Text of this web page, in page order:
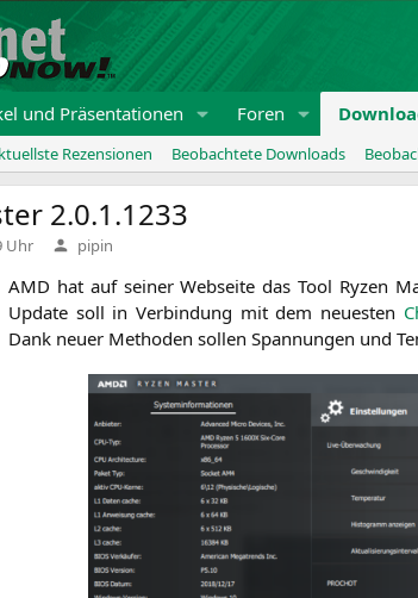
und Präsentationen Foren
Rezensionen Beobachtete Downloads
2.0.1.1233
Uhr Verfasst
von
pipin
AMD hat auf sei­ner Web­sei­te das Tool Ryzen
Update soll in Ver­bin­dung mit dem neu­es­ten
Dank neu­er Metho­den sol­len Span­nun­gen und